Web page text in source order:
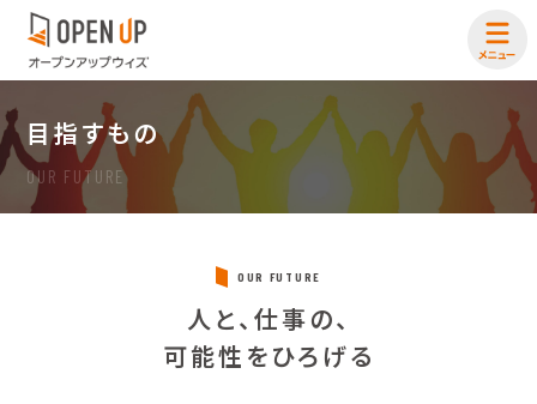
目指すもの
OUR FUTURE
OUR FUTURE
人と、仕事の、
可能性をひろげる